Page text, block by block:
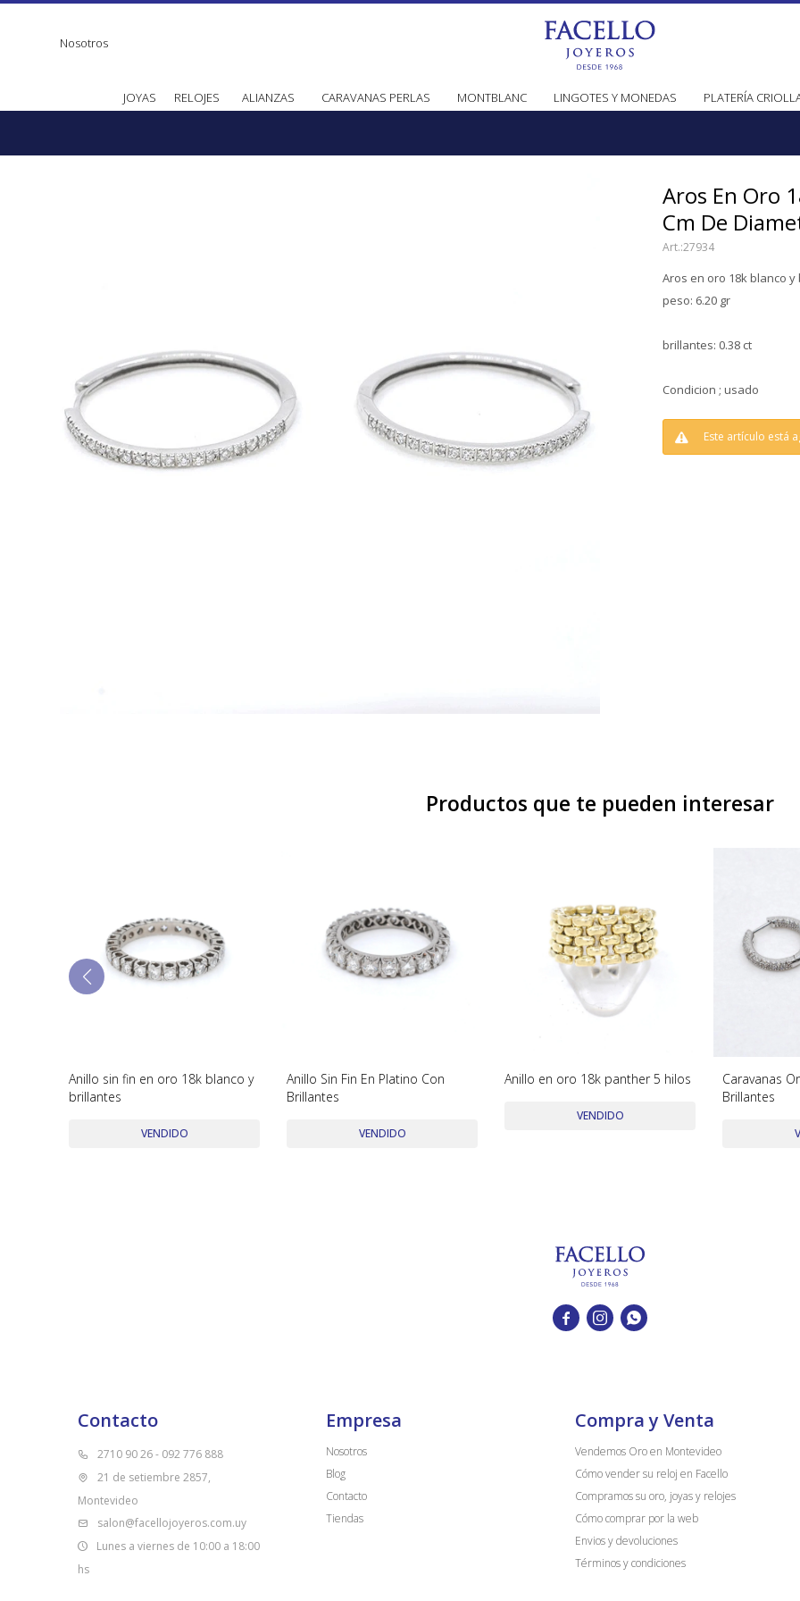
JOYAS RELOJES ALIANZAS CARAVANAS PERLAS MONTBLANC LINGOTES Y MONEDAS PLATERÍA
Nosotros
Aros En Oro
Cm De
27934
Aros en oro 18k blanco
peso: 6.20 gr
brillantes: 0.38 ct
Condicion ; usado
Este artículo está
Productos que te pueden interesar
Anillo sin fin en oro 18k blanco y
brillantes
VENDIDO
Anillo Sin Fin En Platino Con
Brillantes
VENDIDO
Anillo en oro 18k panther 5 hilos
VENDIDO
Caravanas
Brillantes
  
Contacto
2710 90 26 - 092 776 888
21 de setiembre 2857,
Montevideo
salon@facellojoyeros.com.uy
Lunes a viernes de 10:00 a 18:00
hs
Empresa
Nosotros
Blog
Contacto
Tiendas
Compra y Venta
Vendemos Oro en Montevideo
Cómo vender su reloj en Facello
Compramos su oro, joyas y relojes
Cómo comprar por la web
Envios y devoluciones
Términos y condiciones